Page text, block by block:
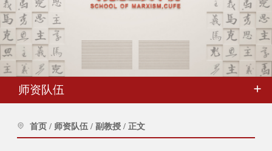
师资队伍
首页 / 师资队伍 / 副教授 / 正文